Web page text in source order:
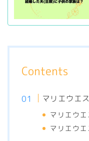
Contents
マリエウエ
マリエウ
マリエウ